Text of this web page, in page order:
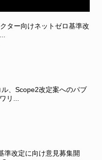
ター向けネットゼロ基準改
、Scope2改定案へのパブ
リ...
準改定に向け意見募集開